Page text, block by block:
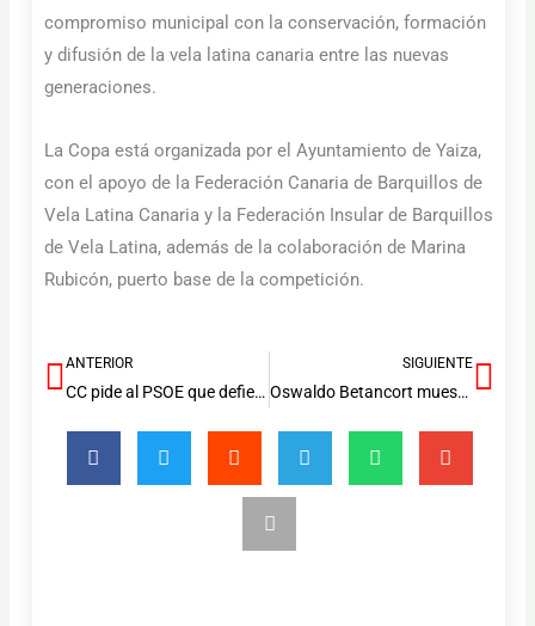
compromiso municipal con la conservación, formación
y difusión de la vela latina canaria entre las nuevas
generaciones.
La Copa está organizada por el Ayuntamiento de Yaiza,
con el apoyo de la Federación Canaria de Barquillos de
Vela Latina Canaria y la Federación Insular de Barquillos
de Vela Latina, además de la colaboración de Marina
Rubicón, puerto base de la competición.
Ant
ANTERIOR
CC pide al PSOE que defienda a Canarias frente a la regla de gasto del Estado
SIGUIENTE
Oswaldo Betancort muestra su profunda preocupación por el repunte de la presión migratoria y urge al Gobierno de España a activar el SIVE